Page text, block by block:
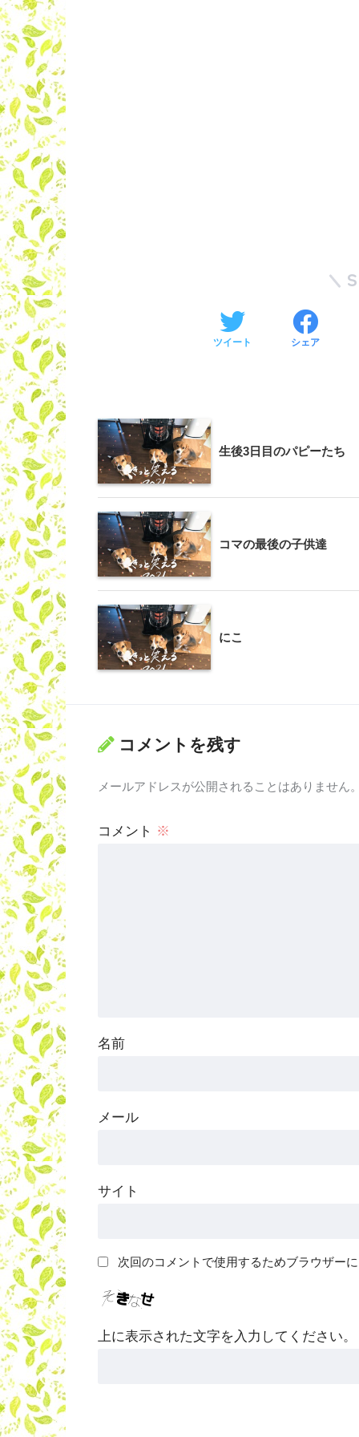
ツイート シェア
生後3日目のパピーたち
コマの最後の子供達
にこ
コメントを残す
メールアドレスが公開されることはありません
コメント ※
名前
メール
サイト
次回のコメントで使用するためブラウザー
上に表示された文字を入力してください。